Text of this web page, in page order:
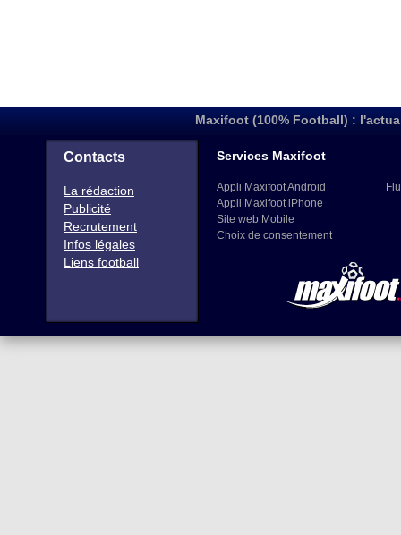
Maxifoot (100% Football) :
Contacts
La rédaction
Publicité
Recrutement
Infos légales
Liens football
Services Maxifoot
Appli Maxifoot Android
Appli Maxifoot iPhone
Site web Mobile
Choix de consentement